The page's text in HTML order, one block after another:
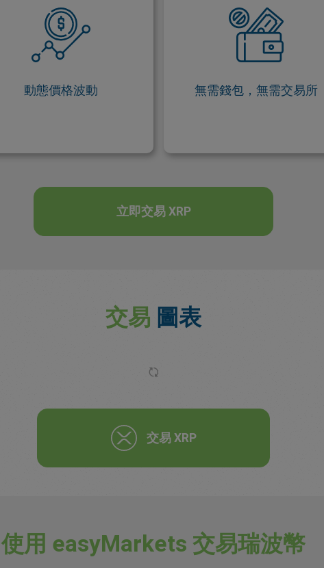
動態價格波動
幣的價格完全由市場供需關係
驅動。 當需求超過供應（或反
之）時，可能導致明顯的價格波
， 這為交易者提供了理想的交
無需錢包，無需交易所
交易瑞波幣 (XRP) 差價合約 (CFD)
僅需操作價格波動， 無需持有數
位錢包或註冊交易所帳戶。
立即交易 XRP
交易 圖表
交易 XRP
使用 easyMarkets 交易瑞波幣